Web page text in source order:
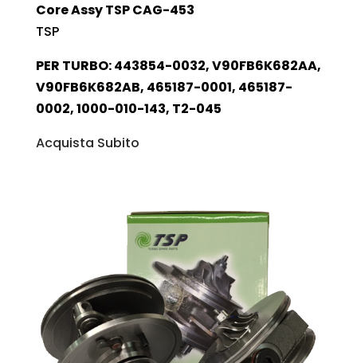
Core Assy TSP CAG-453
TSP
PER TURBO: 443854-0032, V90FB6K682AA,
V90FB6K682AB, 465187-0001, 465187-
0002, 1000-010-143, T2-045
Acquista Subito